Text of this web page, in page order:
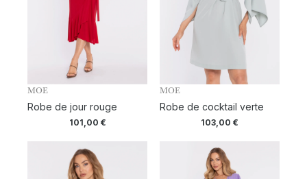
MOE
Robe de jour rouge
101,00 €
MOE
Robe de cocktail verte
103,00 €